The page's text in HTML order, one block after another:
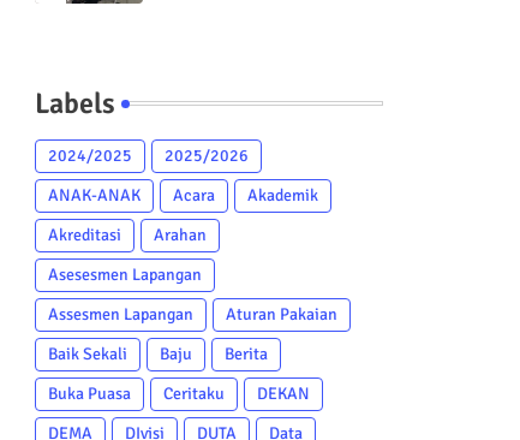
Labels
2024/2025
2025/2026
ANAK-ANAK
Acara
Akademik
Akreditasi
Arahan
Asesesmen Lapangan
Assesmen Lapangan
Aturan Pakaian
Baik Sekali
Baju
Berita
Buka Puasa
Ceritaku
DEKAN
DEMA
DIvisi DUTA
Data